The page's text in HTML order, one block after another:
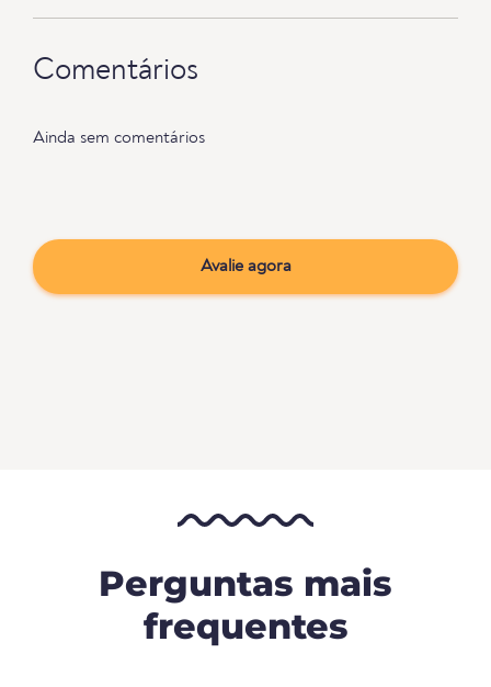
Comentários
Ainda sem comentários
Avalie agora
Perguntas mais
frequentes